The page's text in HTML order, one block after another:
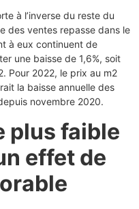
à l’inverse du reste du
des ventes repasse dans le
à eux continuent de
une baisse de 1,6%, soit
Pour 2022, le prix au m2
la baisse annuelle des
novembre 2020.
plus faible
effet de